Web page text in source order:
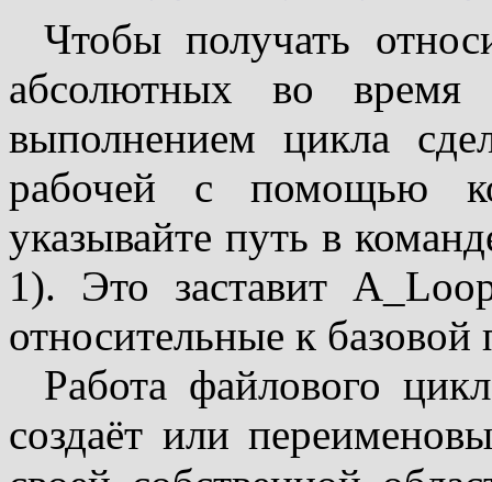
Чтобы получать
абсолютных во время
выполнением цикла
рабочей с помощью
указывайте путь в
1). Это заставит
относительные к базовой
Работа файлового
создаёт или